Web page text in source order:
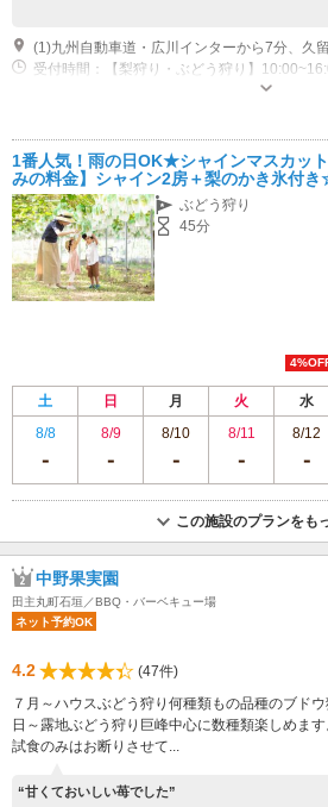
(1)九州自動車道・広川インターから7分、久
受付時間：【梨狩り・ぶどう狩り】
10:00~14:00 営業時間：【Cafe営業時間】
11:00～15:00） ※オーダーストップ16:30
1番人気！雨の日OK★シャインマスカッ
みの料金】シャイン2房＋梨のかき氷付
得！
ぶどう狩り
45分
土 日 月 火 水
8/8
8/9 8/10 8/11 8/12
この施設のプランをも
中野果実園
田主丸町石垣／BBQ・バーベキュー場
ネット予約OK
4.2
(47件)
７月～ハウスぶどう狩り何種類もの品種のブド
日～露地ぶどう狩り巨峰中心に数種類楽しめま
試食のみはお断りさせて...
“甘くておいしい苺でした”